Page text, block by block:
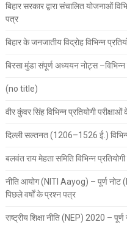
बिहार सरकार द्वारा संचालित योजनाओं
पत्र
बिहार के जनजातीय विद्रोह विभिन्न
बिरसा मुंडा संपूर्ण अध्ययन नोट्स –विभिन्न
(no title)
वीर कुंवर सिंह विभिन्न प्रतियोगी
दिल्ली सल्तनत (1206–1526 ई.)
बलवंत राय मेहता समिति विभिन्न
नीति आयोग (NITI Aayog) – पूर्ण नोट
पिछले वर्षों के प्रश्न पत्र
राष्ट्रीय शिक्षा नीति (NEP) 2020 –